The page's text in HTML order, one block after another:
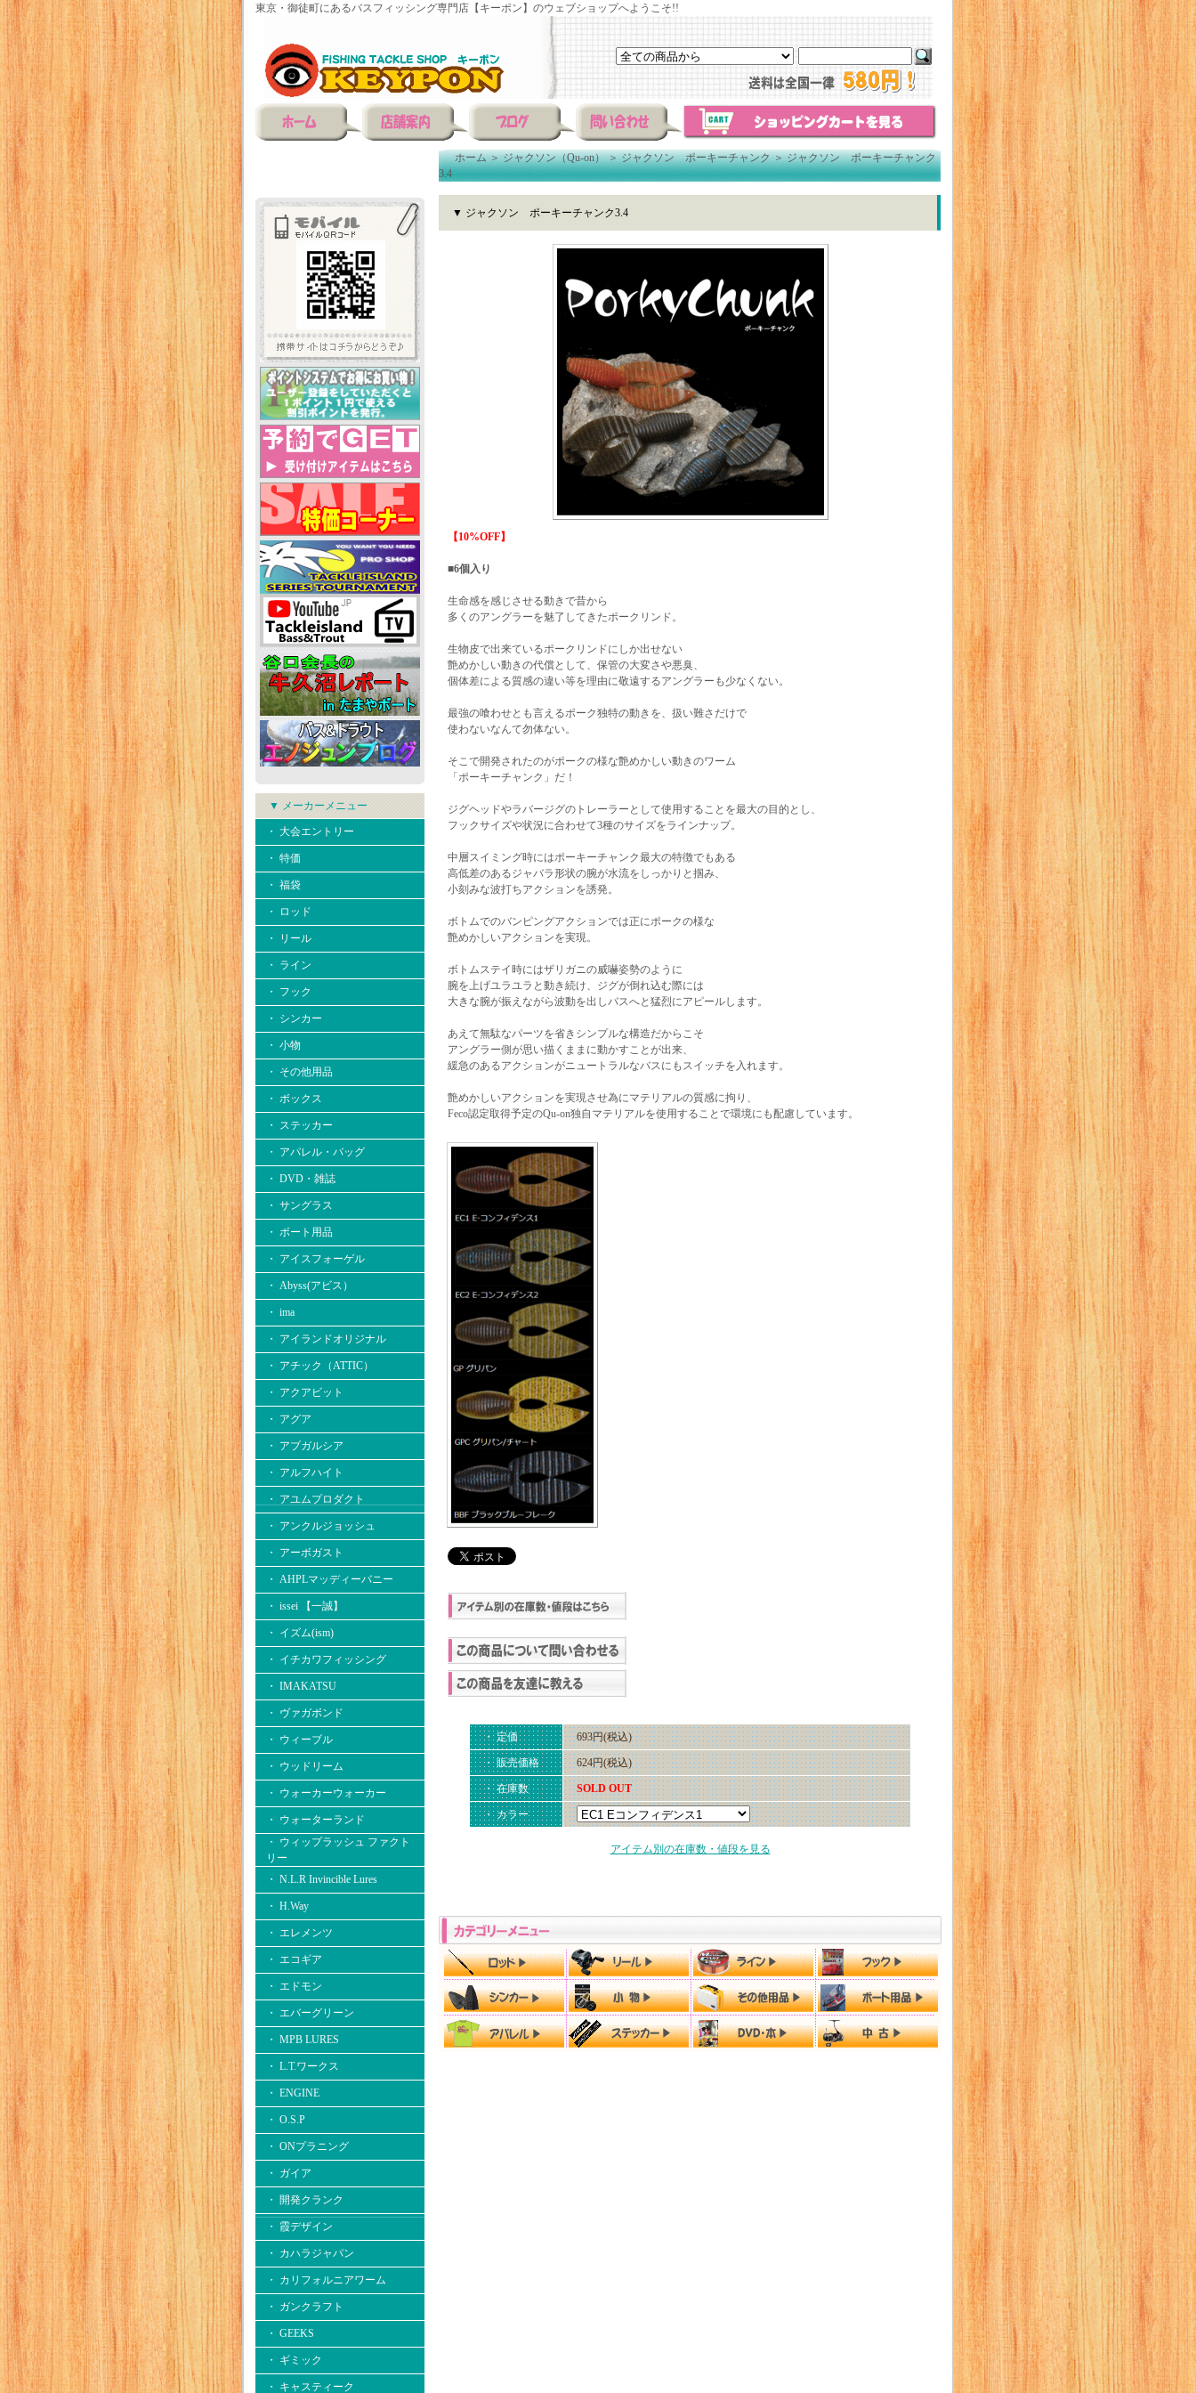
東京・御徒町にあるバスフィッシング専門店【キーポン】のウェブショップへようこそ!!
▼ メーカーメニュー
・ 大会エントリー
・ 特価
・ 福袋
・ ロッド
・ リール
・ ライン
・ フック
・ シンカー
・ 小物
・ その他用品
・ ボックス
・ ステッカー
・ アパレル・バッグ
・ DVD・雑誌
・ サングラス
・ ボート用品
・ アイスフォーゲル
・ Abyss(アビス）
・ ima
・ アイランドオリジナル
・ アチック（ATTIC）
・ アクアビット
・ アグア
・ アブガルシア
・ アルフハイト
・ アユムプロダクト
・ アンクルジョッシュ
・ アーボガスト
・ AHPLマッディーバニー
・ issei 【一誠】
・ イズム(ism)
・ イチカワフィッシング
・ IMAKATSU
・ ヴァガボンド
・ ウィーブル
・ ウッドリーム
・ ウォーカーウォーカー
・ ウォーターランド
・ ウィップラッシュ ファクト
リー
・ N.L.R Invincible Lures
・ H.Way
・ エレメンツ
・ エコギア
・ エドモン
・ エバーグリーン
・ MPB LURES
・ L.T.ワークス
・ ENGINE
・ O.S.P
・ ONプラニング
・ ガイア
・ 開発クランク
・ 霞デザイン
・ カハラジャパン
・ カリフォルニアワーム
・ ガンクラフト
・ GEEKS
・ ギミック
・ キャスティーク
ホーム＞ジャクソン（Qu-on）＞ジャクソン ポーキーチャンク＞ジャクソン ポーキーチャンク
3.4
▼ ジャクソン ポーキーチャンク3.4
【10%OFF】
■6個入り
生命感を感じさせる動きで昔から
多くのアングラーを魅了してきたポークリンド。
生物皮で出来ているポークリンドにしか出せない
艶めかしい動きの代償として、保管の大変さや悪臭、
個体差による質感の違い等を理由に敬遠するアングラーも少なくない。
最強の喰わせとも言えるポーク独特の動きを、扱い難さだけで
使わないなんて勿体ない。
そこで開発されたのがポークの様な艶めかしい動きのワーム
「ポーキーチャンク」だ！
ジグヘッドやラバージグのトレーラーとして使用することを最大の目的とし、
フックサイズや状況に合わせて3種のサイズをラインナップ。
中層スイミング時にはポーキーチャンク最大の特徴でもある
高低差のあるジャバラ形状の腕が水流をしっかりと掴み、
小刻みな波打ちアクションを誘発。
ボトムでのバンピングアクションでは正にポークの様な
艶めかしいアクションを実現。
ボトムステイ時にはザリガニの威嚇姿勢のように
腕を上げユラユラと動き続け、ジグが倒れ込む際には
大きな腕が振えながら波動を出しバスへと猛烈にアピールします。
あえて無駄なパーツを省きシンプルな構造だからこそ
アングラー側が思い描くままに動かすことが出来、
緩急のあるアクションがニュートラルなバスにもスイッチを入れます。
艶めかしいアクションを実現させ為にマテリアルの質感に拘り、
Feco認定取得予定のQu-on独自マテリアルを使用することで環境にも配慮しています。
・ 定価 693円(税込)
・ 販売価格 624円(税込)
・ 在庫数 SOLD OUT
・ カラー
アイテム別の在庫数・値段を見る